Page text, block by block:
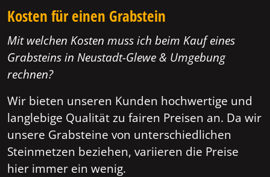
Kosten für einen Grabstein
Mit welchen Kosten muss ich beim Kauf eines
Grabsteins in Neustadt-Glewe & Umgebung
rechnen?
Wir bieten unseren Kunden hochwertige und
langlebige Qualität zu fairen Preisen an. Da wir
unsere Grabsteine von unterschiedlichen
Steinmetzen beziehen, variieren die Preise
hier immer ein wenig.